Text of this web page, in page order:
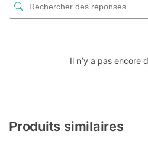
Il n’y a pas encore
Produits similaires